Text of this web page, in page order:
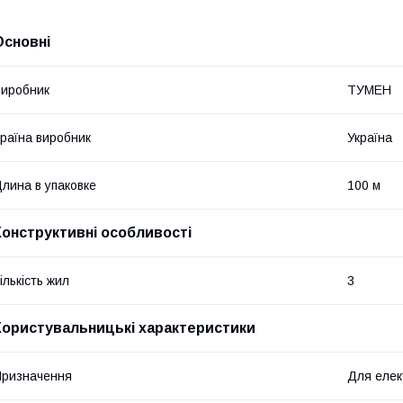
ТУМЕН
виробник Україна
в упаковке 100 м
особливості
жил 3
характеристики
Для